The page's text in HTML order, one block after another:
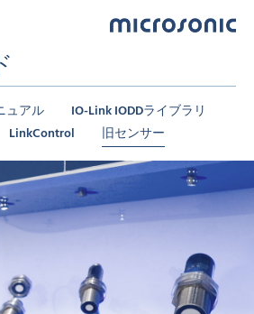
ュアル
IO-Link IODDライブラリ
LinkControl 旧センサー